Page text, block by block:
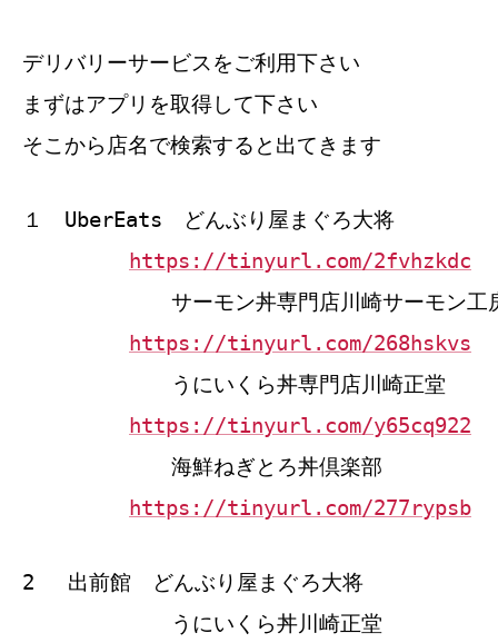
デリバリーサービスをご利用下さい
まずはアプリを取得して下さい
そこから店名で検索すると出てきます
１ UberEats どんぶり屋まぐろ大将
https://tinyurl.com/2fvhzkdc
サーモン丼専門店川崎サーモン工
https://tinyurl.com/268hskvs
うにいくら丼専門店川崎正堂
https://tinyurl.com/y65cq922
海鮮ねぎとろ丼倶楽部
https://tinyurl.com/277rypsb
2 出前館 どんぶり屋まぐろ大将
うにいくら丼川崎正堂